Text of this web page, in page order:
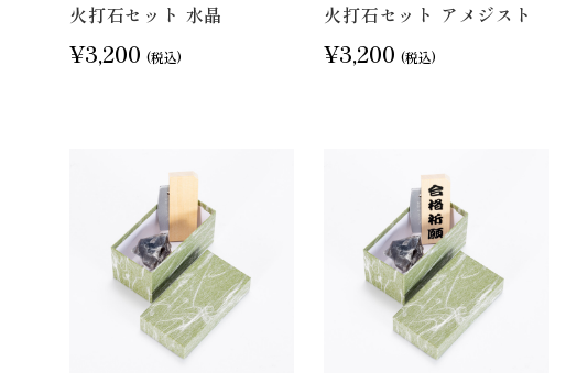
火打石セット 水晶
¥3,200 (税込)
火打石セット アメジスト
¥3,200 (税込)